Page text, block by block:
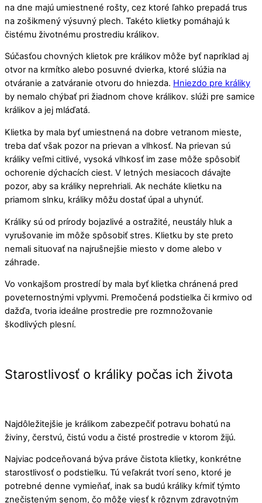
na dne majú umiestnené rošty, cez ktoré ľahko prepadá trus
na zošikmený výsuvný plech. Takéto klietky pomáhajú k
čistému životnému prostrediu králikov.
Súčasťou chovných klietok pre králikov môže byť napríklad aj
otvor na krmítko alebo posuvné dvierka, ktoré slúžia na
otváranie a zatváranie otvoru do hniezda. Hniezdo pre králiky
by nemalo chýbať pri žiadnom chove králikov. slúži pre samice
králikov a jej mláďatá.
Klietka by mala byť umiestnená na dobre vetranom mieste,
treba dať však pozor na prievan a vlhkosť. Na prievan sú
králiky veľmi citlivé, vysoká vlhkosť im zase môže spôsobiť
ochorenie dýchacích ciest. V letných mesiacoch dávajte
pozor, aby sa králiky neprehriali. Ak necháte klietku na
priamom slnku, králiky môžu dostať úpal a uhynúť.
Králiky sú od prírody bojazlivé a ostražité, neustály hluk a
vyrušovanie im môže spôsobiť stres. Klietku by ste preto
nemali situovať na najrušnejšie miesto v dome alebo v
záhrade.
Vo vonkajšom prostredí by mala byť klietka chránená pred
poveternostnými vplyvmi. Premočená podstielka či krmivo od
dažďa, tvoria ideálne prostredie pre rozmnožovanie
škodlivých plesní.
Starostlivosť o králiky počas ich života
Najdôležitejšie je králikom zabezpečiť potravu bohatú na
živiny, čerstvú, čistú vodu a čisté prostredie v ktorom žijú.
Najviac podceňovaná býva práve čistota klietky, konkrétne
starostlivosť o podstielku. Tú veľakrát tvorí seno, ktoré je
potrebné denne vymieňať, inak sa budú králiky kŕmiť týmto
znečisteným senom, čo môže viesť k rôznym zdravotným